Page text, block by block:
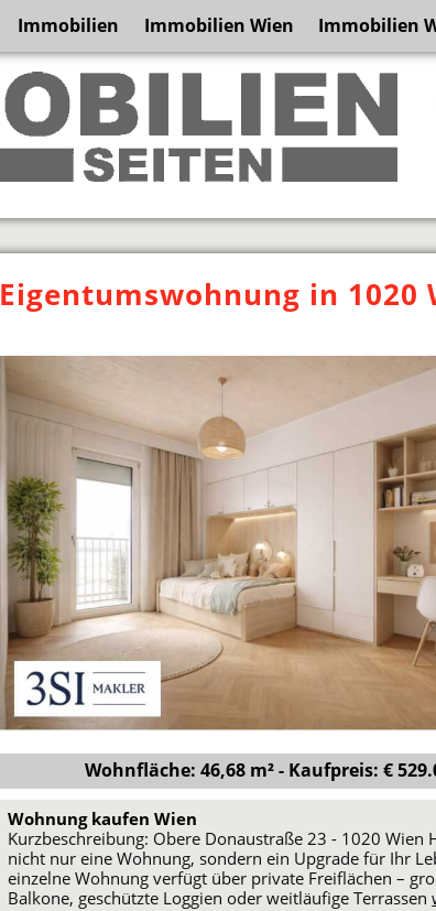
Immobilien Immobilien Wien Immobilien
Eigentumswohnung in 1020
Wohnfläche: 46,68 m² - Kaufpreis: €
Wohnung kaufen Wien
Kurzbeschreibung: Obere Donaustraße 23 - 1020 Wien
nicht nur eine Wohnung, sondern ein Upgrade für Ihr
einzelne Wohnung verfügt über private Freiflächen –
Balkone, geschützte Loggien oder weitläufige Terrassen